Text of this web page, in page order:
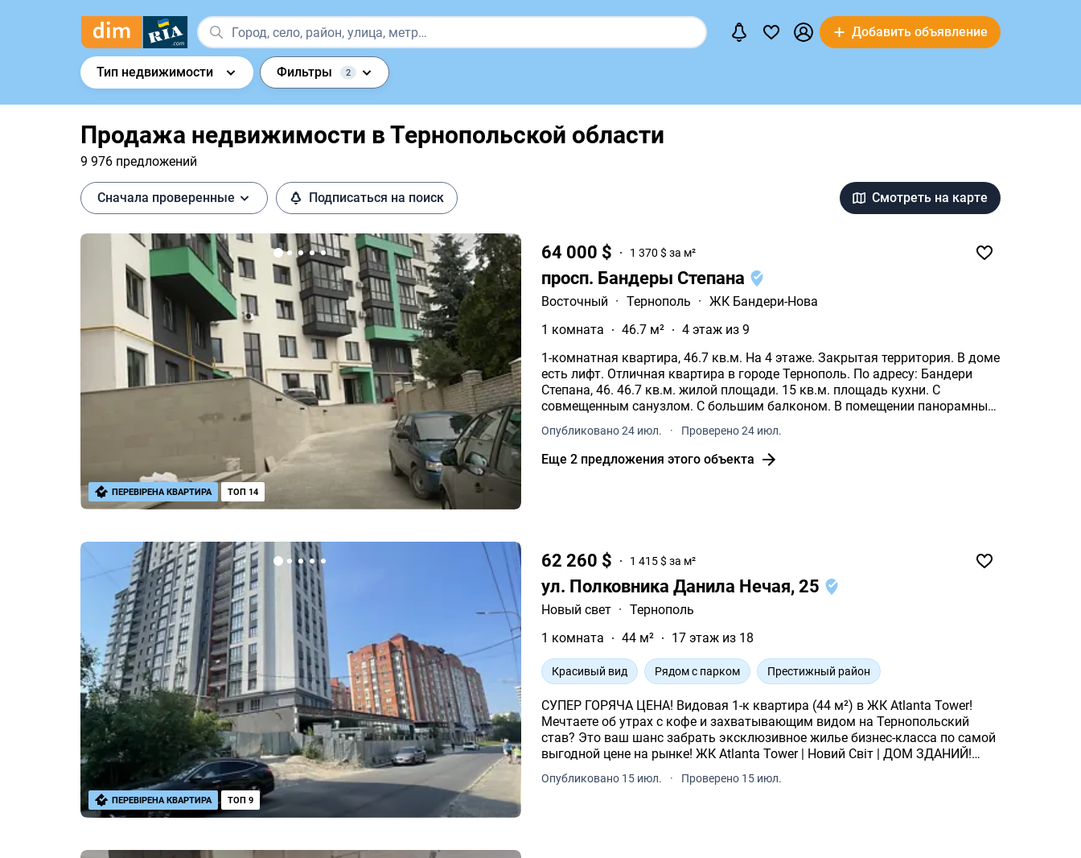
Добавить объявление
Тип недвижимости Фильтры 2
Продажа недвижимости в Тернопольской области
9 976 предложений
Сначала проверенные Подписаться на поиск Смотреть на карте
64 000 $ 1 370 $ за м²
просп. Бандеры Степана
Восточный · Тернополь · ЖК Бандери-Нова
1 комната
46.7 м²
4 этаж из 9
1-комнатная квартира, 46.7 кв.м. На 4 этаже. Закрытая территория. В доме
есть лифт. Отличная квартира в городе Тернополь. По адресу: Бандери
Степана, 46. 46.7 кв.м. жилой площади. 15 кв.м. площадь кухни. С
совмещенным санузлом. С большим балконом. В помещении панорамные
окна.
Опубликовано 24 июл. · Проверено 24 июл.
Еще 2 предложения этого объекта
ПЕРЕВІРЕНА КВАРТИРА ТОП 14
62 260 $ 1 415 $ за м²
ул. Полковника Данила Нечая, 25
Новый свет · Тернополь
1 комната
44 м² 17 этаж из 18
Красивый вид Рядом с парком Престижный район
СУПЕР ГОРЯЧА ЦЕНА! Видовая 1-к квартира (44 м²) в ЖК Atlanta Tower!
Мечтаете об утрах с кофе и захватывающим видом на Тернопольский
став? Это ваш шанс забрать эксклюзивное жилье бизнес-класса по самой
выгодной цене на рынке! ЖК Atlanta Tower | Новий Світ | ДОМ ЗДАНИЙ!
ПОЧЕМУ ЭТО ПРЕДЛОЖЕНИЕ, КО.
Опубликовано 15 июл. · Проверено 15 июл.
ПЕРЕВІРЕНА КВАРТИРА ТОП 9